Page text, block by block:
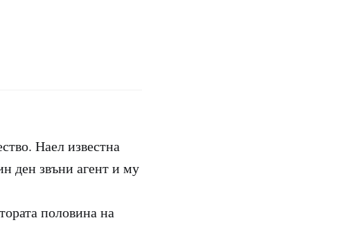
Наел известна
ден звъни агент и му
половина на